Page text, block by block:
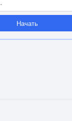
Начать